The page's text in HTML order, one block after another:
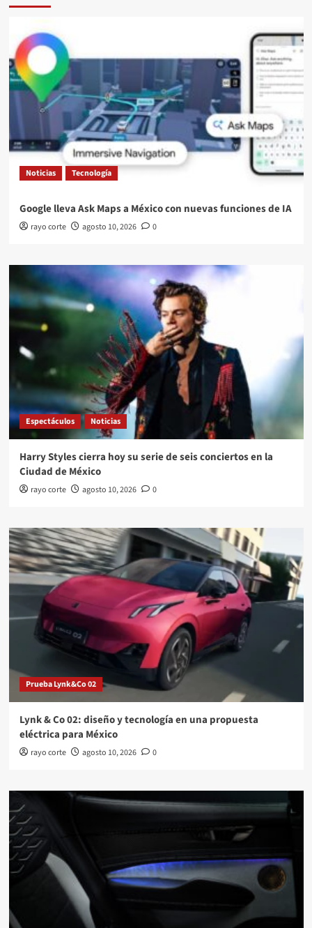
Noticias Tecnología
Google lleva Ask Maps a México con nuevas funciones de IA
rayo corte agosto 10, 2026 0
Espectáculos Noticias
Harry Styles cierra hoy su serie de seis conciertos en la
Ciudad de México
rayo corte agosto 10, 2026 0
Prueba Lynk&Co 02
Lynk & Co 02: diseño y tecnología en una propuesta
eléctrica para México
rayo corte agosto 10, 2026 0